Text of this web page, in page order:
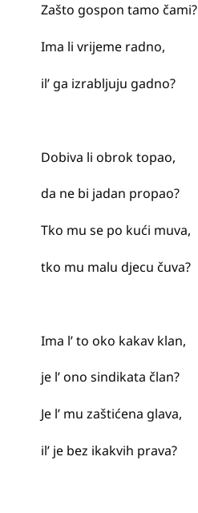
Zašto gospon tamo čami?
Ima li vrijeme radno,
il’ ga izrabljuju gadno?
Dobiva li obrok topao,
da ne bi jadan propao?
Tko mu se po kući muva,
tko mu malu djecu čuva?
Ima l’ to oko kakav klan,
je l’ ono sindikata član?
Je l’ mu zaštićena glava,
il’ je bez ikakvih prava?